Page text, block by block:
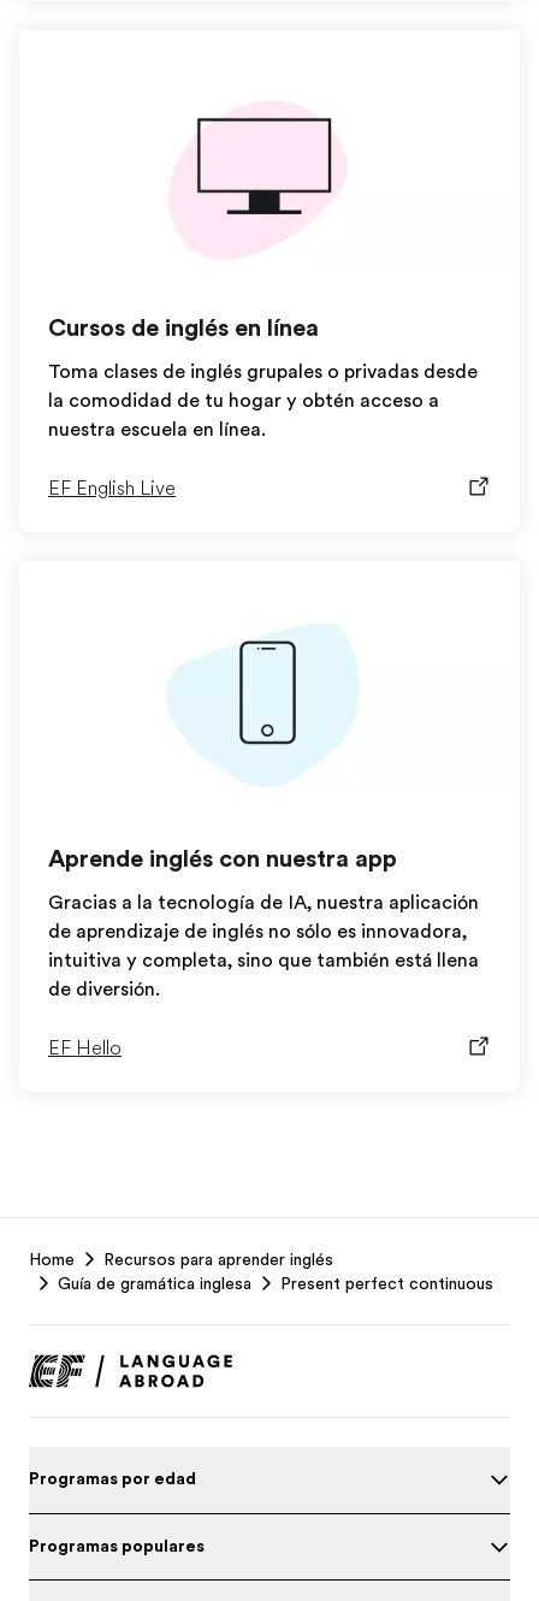
Cursos de inglés en línea
Toma clases de inglés grupales o privadas desde
la comodidad de tu hogar y obtén acceso a
nuestra escuela en línea.
EF English Live
Aprende inglés con nuestra app
Gracias a la tecnología de IA, nuestra aplicación
de aprendizaje de inglés no sólo es innovadora,
intuitiva y completa, sino que también está llena
de diversión.
EF Hello
Footer
Home
Recursos para aprender inglés
Guía de gramática inglesa
Present perfect continuous
Programas por edad
Programas populares